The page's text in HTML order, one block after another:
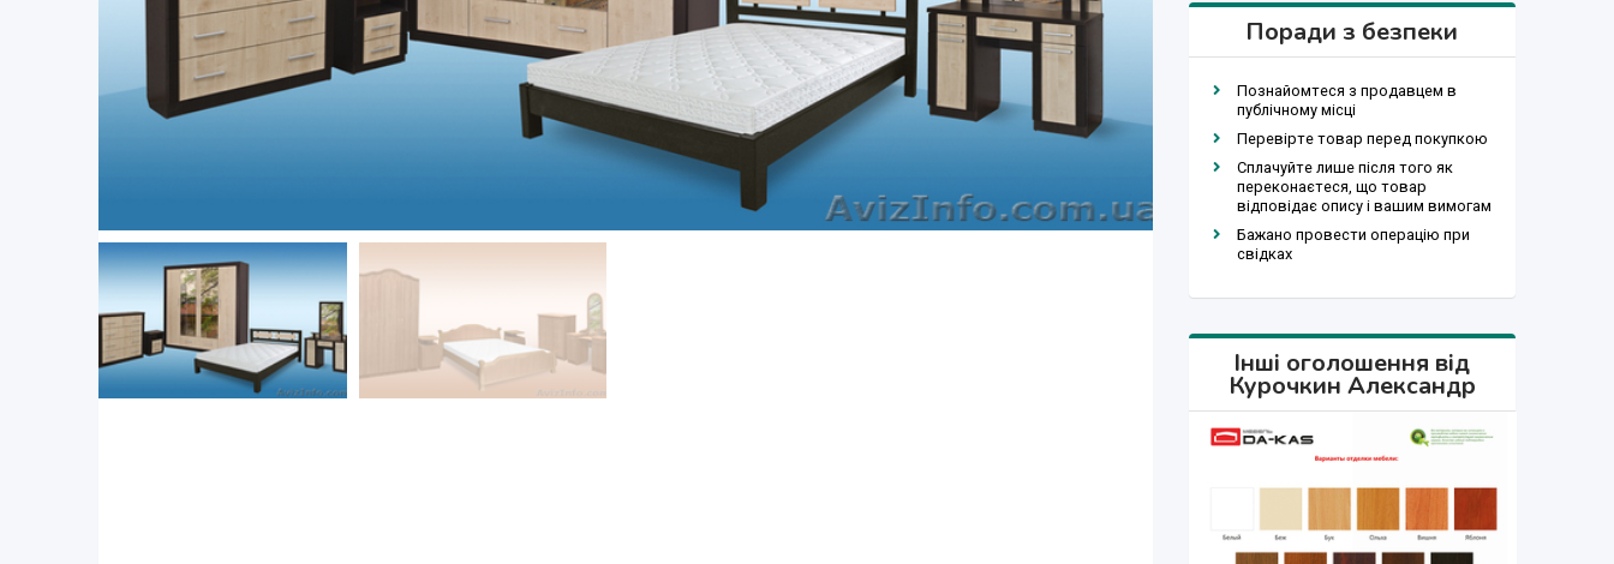
Поради з безпеки
Познайомтеся з продавцем в
публічному місці
Перевірте товар перед покупкою
Сплачуйте лише після того як
переконаєтеся, що товар
відповідає опису і вашим вимогам
Бажано провести операцію при
свідках
Інші оголошення від
Курочкин Александр